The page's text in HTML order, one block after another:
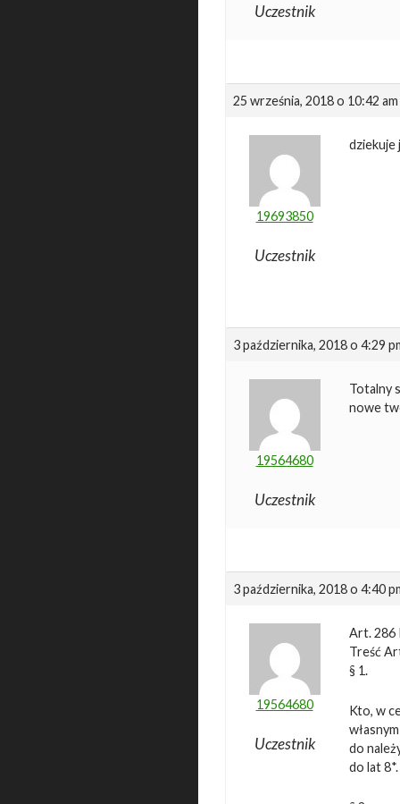
Uczestnik
25 września, 2018 o 10:42 am
19693850
Uczestnik
dziekuje
3 października, 2018 o 4:29
19564680
Uczestnik
Totalny
nowe
3 października, 2018 o 4:40
19564680
Uczestnik
Art. 286
Treść
§ 1.
Kto, w
do
do lat 8*.